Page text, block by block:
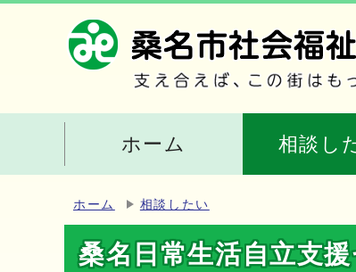
ホーム 相談し
ホーム 相談したい
桑名日常生活自立支